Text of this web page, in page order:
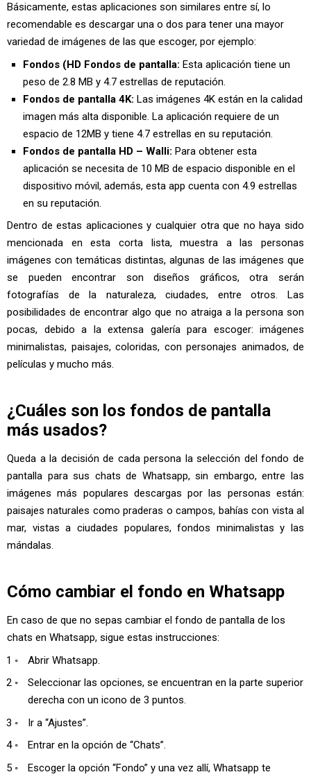
Básicamente, estas aplicaciones son similares entre sí, lo
recomendable es descargar una o dos para tener una mayor
variedad de imágenes de las que escoger, por ejemplo:
Fondos (HD Fondos de pantalla: Esta aplicación tiene un
peso de 2.8 MB y 4.7 estrellas de reputación.
Fondos de pantalla 4K: Las imágenes 4K están en la calidad
imagen más alta disponible. La aplicación requiere de un
espacio de 12MB y tiene 4.7 estrellas en su reputación.
Fondos de pantalla HD – Walli: Para obtener esta
aplicación se necesita de 10 MB de espacio disponible en el
dispositivo móvil, además, esta app cuenta con 4.9 estrellas
en su reputación.
Dentro de estas aplicaciones y cualquier otra que no haya sido
mencionada en esta corta lista, muestra a las personas
imágenes con temáticas distintas, algunas de las imágenes que
se pueden encontrar son diseños gráficos, otra serán
fotografías de la naturaleza, ciudades, entre otros. Las
posibilidades de encontrar algo que no atraiga a la persona son
pocas, debido a la extensa galería para escoger: imágenes
minimalistas, paisajes, coloridas, con personajes animados, de
películas y mucho más.
¿Cuáles son los fondos de pantalla
más usados?
Queda a la decisión de cada persona la selección del fondo de
pantalla para sus chats de Whatsapp, sin embargo, entre las
imágenes más populares descargas por las personas están:
paisajes naturales como praderas o campos, bahías con vista al
mar, vistas a ciudades populares, fondos minimalistas y las
mándalas.
Cómo cambiar el fondo en Whatsapp
En caso de que no sepas cambiar el fondo de pantalla de los
chats en Whatsapp, sigue estas instrucciones:
Abrir Whatsapp.
Seleccionar las opciones, se encuentran en la parte superior
derecha con un icono de 3 puntos.
Ir a “Ajustes”.
Entrar en la opción de “Chats”.
Escoger la opción “Fondo” y una vez allí, Whatsapp te